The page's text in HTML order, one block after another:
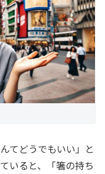
てどうでもいい」と
いると、「箸の持ち